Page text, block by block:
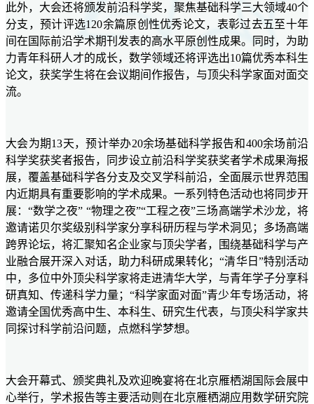
此外，大会还将颁发前沿科学奖，聚焦基础科学三大领域40个
分支，预计评选120余篇原创性优秀论文，表彰过去五至十年
间在国际前沿学术期刊发表的高水平原创性成果。同时，为助
力青年科研人才的成长，数学领域还将评选出10篇优秀本科生
论文，获奖学生将在会议期间作报告，与顶尖科学家面对面交
流。
大会为期13天，预计举办20余场基础科学报告和400余场前沿
科学奖获奖者报告，同步设立前沿科学奖获奖者学术成果海报
展，覆盖基础科学各分支及交叉学科前沿，全面展示世界范围
内近期具有重要影响的学术成果。一系列特色活动也将同步开
展：“数学之夜” “物理之夜”“工程之夜”三场高端学术沙龙，将
邀请诺贝尔奖级别科学家分享科研历程与学术洞见；多场高端
跨界论坛，将汇聚知名企业家与顶尖学者，围绕基础科学与产
业融合展开深入对话，助力科研成果转化；“清华日”特别活动
中，多位中外顶尖科学家将走进清华大学，与青年学子分享科
研真知、传递科学力量；“科学家面对面”青少年专场活动，将
邀请全国优秀高中生、本科生、研究生代表，与顶尖科学家共
同探讨科学前沿问题，点燃科学梦想。
大会开幕式、颁奖典礼及欢迎晚宴将在北京雁栖湖国际会展中
心举行，学术报告等主要活动则在北京雁栖湖应用数学研究院